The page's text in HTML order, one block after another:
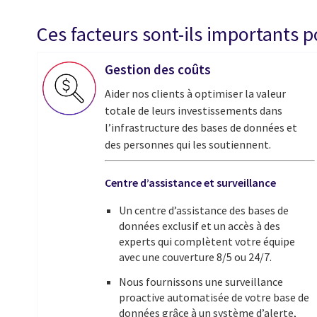
Ces facteurs sont-ils importants
Gestion des coûts
Aider nos clients à optimiser la valeur
totale de leurs investissements dans
l’infrastructure des bases de données et
des personnes qui les soutiennent.
Centre d’assistance et surveillance
Un centre d’assistance des bases de
données exclusif et un accès à des
experts qui complètent votre équipe
avec une couverture 8/5 ou 24/7.
Nous fournissons une surveillance
proactive automatisée de votre base de
données grâce à un système d’alerte,